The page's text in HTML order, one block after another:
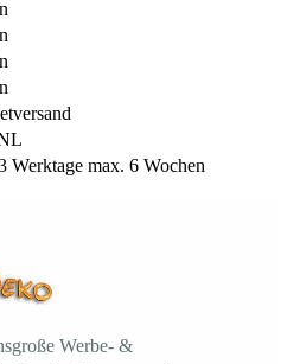
Werktage max. 6 Wochen
Werbe- &